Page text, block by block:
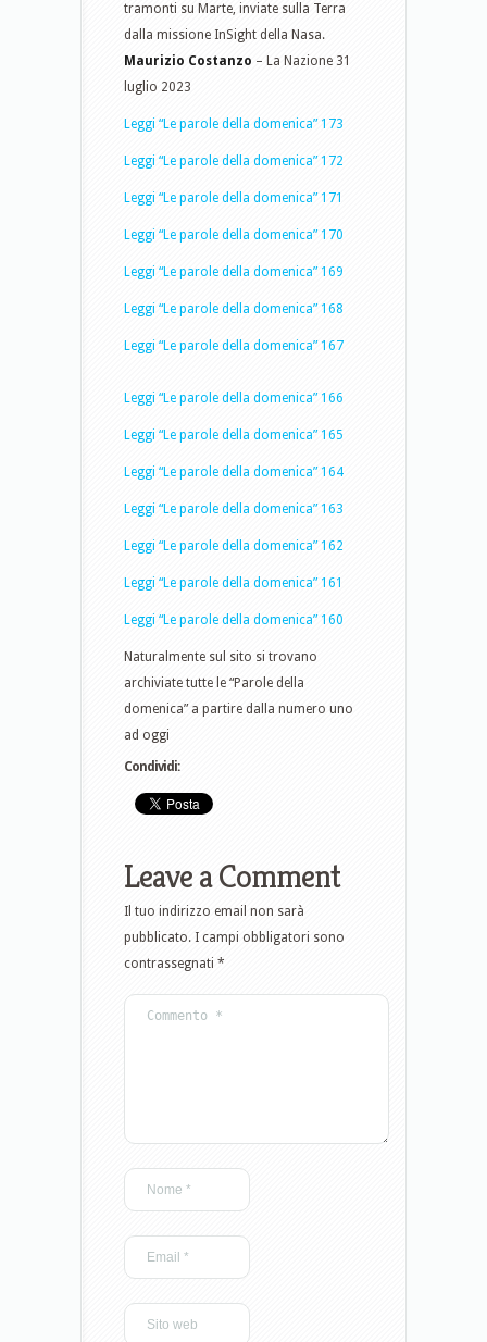
tramonti su Marte, inviate sulla Terra
dalla missione InSight della Nasa.
Maurizio Costanzo – La Nazione 31
luglio 2023
Leggi “Le parole della domenica” 173
Leggi “Le parole della domenica” 172
Leggi “Le parole della domenica” 171
Leggi “Le parole della domenica” 170
Leggi “Le parole della domenica” 169
Leggi “Le parole della domenica” 168
Leggi “Le parole della domenica” 167
Leggi “Le parole della domenica” 166
Leggi “Le parole della domenica” 165
Leggi “Le parole della domenica” 164
Leggi “Le parole della domenica” 163
Leggi “Le parole della domenica” 162
Leggi “Le parole della domenica” 161
Leggi “Le parole della domenica” 160
Naturalmente sul sito si trovano
archiviate tutte le “Parole della
domenica” a partire dalla numero uno
ad oggi
Condividi:
Leave a Comment
Il tuo indirizzo email non sarà
pubblicato. I campi obbligatori sono
contrassegnati *